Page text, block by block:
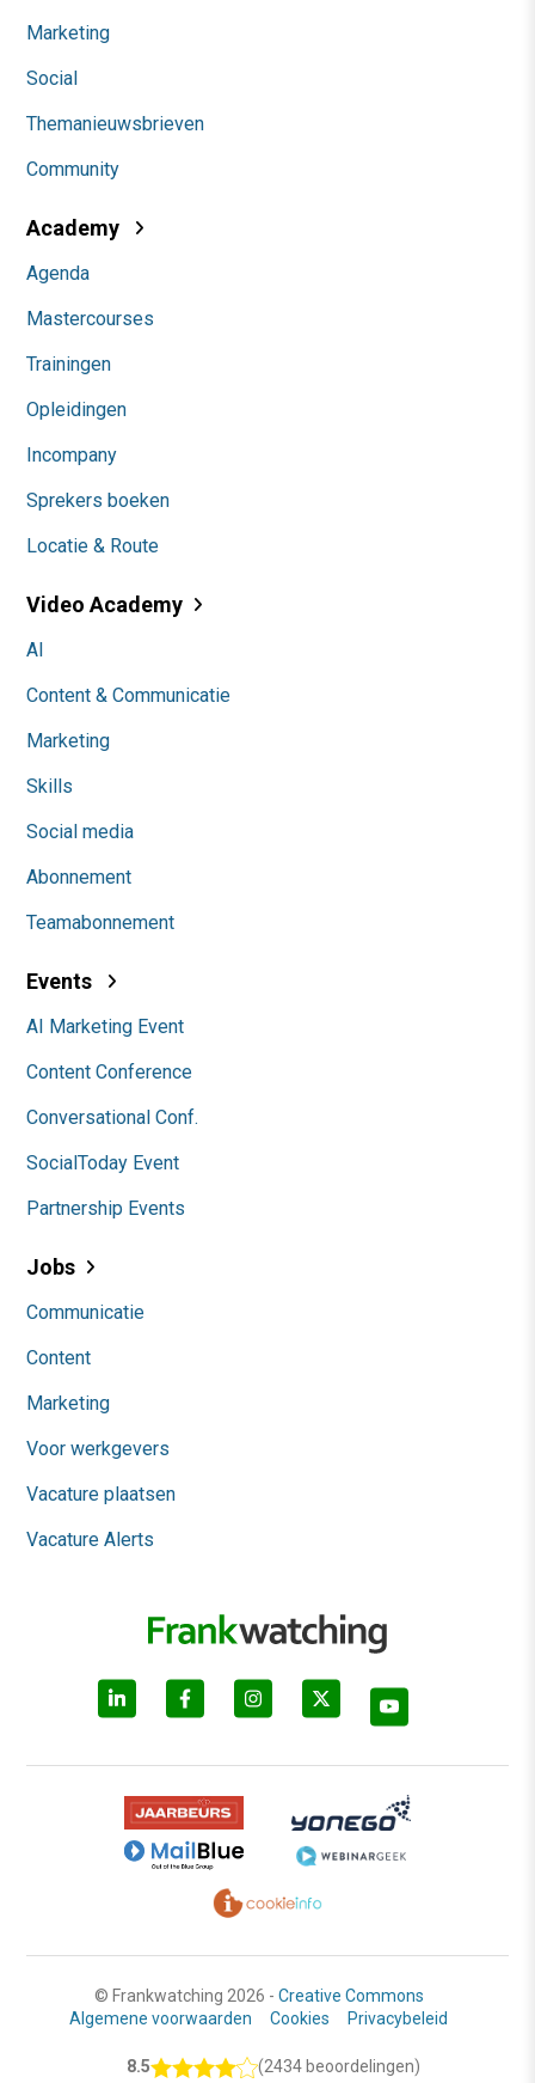
Marketing
Social
Themanieuwsbrieven
Community
Academy
Agenda
Mastercourses
Trainingen
Opleidingen
Incompany
Sprekers boeken
Locatie & Route
Video Academy
AI
Content & Communicatie
Marketing
Skills
Social media
Abonnement
Teamabonnement
Events
AI Marketing Event
Content Conference
Conversational Conf.
SocialToday Event
Partnership Events
Jobs
Communicatie
Content
Marketing
Voor werkgevers
Vacature plaatsen
Vacature Alerts
© Frankwatching 2026 - Creative Commons
Algemene voorwaarden
Cookies Privacybeleid
8.5 (2434 beoordelingen)